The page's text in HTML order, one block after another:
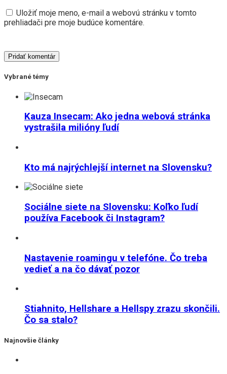
Uložiť moje meno, e-mail a webovú stránku v tomto
prehliadači pre moje budúce komentáre.
Vybrané témy
Kauza Insecam: Ako jedna webová stránka
vystrašila milióny ľudí
Kto má najrýchlejší internet na Slovensku?
Sociálne siete na Slovensku: Koľko ľudí
používa Facebook či Instagram?
Nastavenie roamingu v telefóne. Čo treba
vedieť a na čo dávať pozor
Stiahnito, Hellshare a Hellspy zrazu skončili.
Čo sa stalo?
Najnovšie články